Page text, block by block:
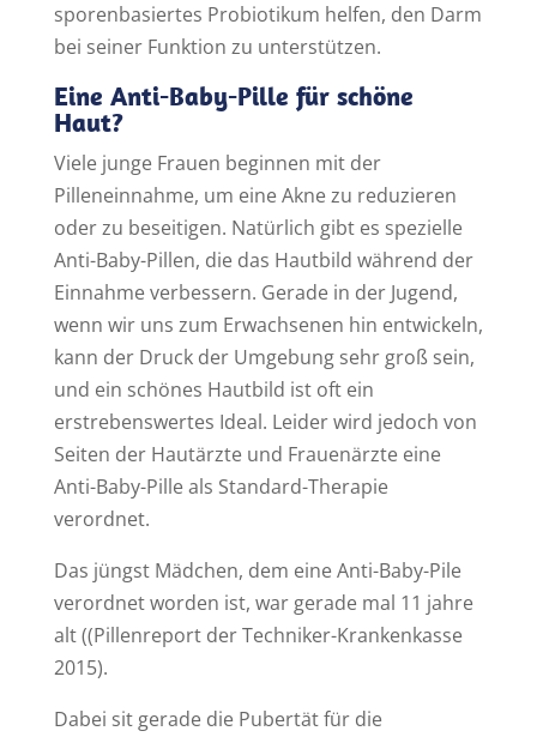
sporenbasiertes Probiotikum helfen, den Darm
bei seiner Funktion zu unterstützen.
Eine Anti-Baby-Pille für schöne
Haut?
Viele junge Frauen beginnen mit der
Pilleneinnahme, um eine Akne zu reduzieren
oder zu beseitigen. Natürlich gibt es spezielle
Anti-Baby-Pillen, die das Hautbild während der
Einnahme verbessern. Gerade in der Jugend,
wenn wir uns zum Erwachsenen hin entwickeln,
kann der Druck der Umgebung sehr groß sein,
und ein schönes Hautbild ist oft ein
erstrebenswertes Ideal. Leider wird jedoch von
Seiten der Hautärzte und Frauenärzte eine
Anti-Baby-Pille als Standard-Therapie
verordnet.
Das jüngst Mädchen, dem eine Anti-Baby-Pile
verordnet worden ist, war gerade mal 11 jahre
alt ((Pillenreport der Techniker-Krankenkasse
2015).
Dabei sit gerade die Pubertät für die